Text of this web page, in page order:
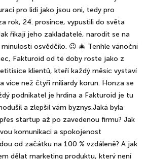
pro lidi jako jsou oni, tedy pro
rok, 24. prosince, vypustili do světa
říkají jeho zakladatelé, narodit se na
osvědčilo. 😉 🎄 Tenhle vánoční
Fakturoid od té doby roste jako z
klientů, kteří každý měsíc vystaví
více než čtyři miliardy korun. Honza se
podnikatel je hrdina a Fakturoid je tu
a zlepšil vám byznys.Jaká byla
startup až po zavedenou firmu? Jak
komunikaci a spokojenost
od začátku na 100 % vzdáleně? A jak
dělat marketing produktu, který není